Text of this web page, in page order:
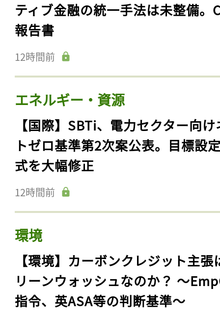
ティブ金融の統一手法は未整備。
報告書
12時間前
エネルギー・資源
【国際】SBTi、電力セクター向
トゼロ基準第2次案公表。目標設
式を大幅修正
12時間前
環境
【環境】カーボンクレジット主張
リーンウォッシュなのか？ 〜
指令、英ASA等の判断基準〜